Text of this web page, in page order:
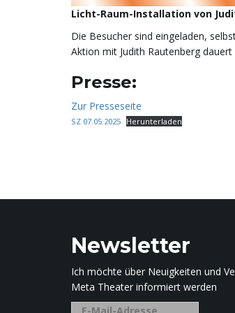
Licht-Raum-Installation von
Die Besucher sind eingeladen,
Aktion mit Judith Rautenberg dauert
Presse:
Zur Presseseite
SZ 07.05.2025 Herunterladen
Newsletter
Ich möchte über Neuigkeiten und
Meta Theater informiert werden